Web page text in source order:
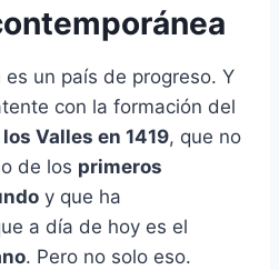
es un país de progreso. Y
con la formación del
Valles en 1419, que no
de los primeros
y que ha
a día de hoy es el
. Pero no solo eso.